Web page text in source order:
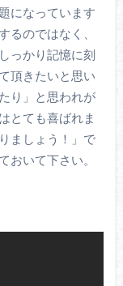
になっています
るのではなく、
っかり記憶に刻
頂きたいと思い
り」と思われが
とても喜ばれま
ましょう！」で
おいて下さい。